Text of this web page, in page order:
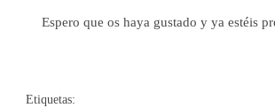
Espero que os haya gustado y ya estéis
Etiquetas: